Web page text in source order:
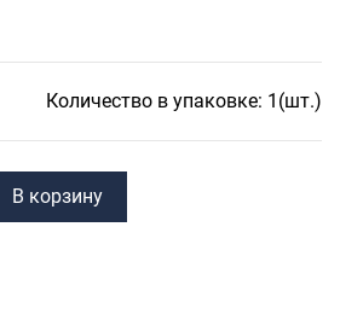
Кейсы и планшеты
Кейсы
Планшеты
Портпледы
Количество в упаковке: 1(шт.)
В корзину